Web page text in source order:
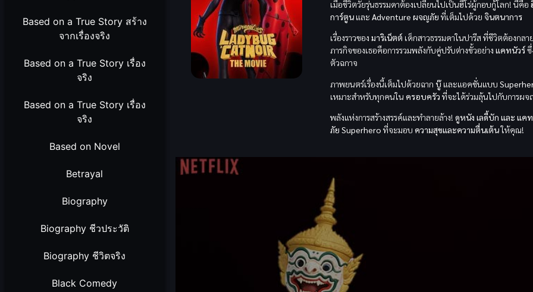
Based on a True Story สร้าง
จากเรื่องจริง
Based on a True Story เรื่อง
จริง
Based on a True Story เรื่อง
จริง
Based on Novel
Betrayal
Biography
Biography ชีวประวัติ
Biography ชีวิตจริง
Black Comedy
เมื่อชีวิตวัยรุ่นธรรมดาต้องเปลี่ยนไปเป็นฮีโร่ผู้กอบกู้โลก! นี่คือ
การ์ตูนและ Adventure ผจญภัย ที่เต็มไปด้วย จินตนาการ
เรื่องราวของ มาริเน็ตต์ เด็กสาวธรรมดาในปารีส ที่ชีวิตต้องกล
ภารกิจของเธอคือการรวมพลังกับคู่ปรับต่างขั้วอย่าง แคทนัวร์ซึ่
ตัวฉกาจ
ภาพยนตร์เรื่องนี้เต็มไปด้วยฉาก บู๊และแอคชั่นแบบ
เหมาะสำหรับทุกคนใน ครอบครัว ที่จะได้ร่วมลุ้นไปกับการผ
พลังแห่งการสร้างสรรค์และทำลายล้าง! ดูหนัง เลดี้บัก และ แค
ภัย Superhero ที่จะมอบ ความสุขและความตื่นเต้นให้คุณ!